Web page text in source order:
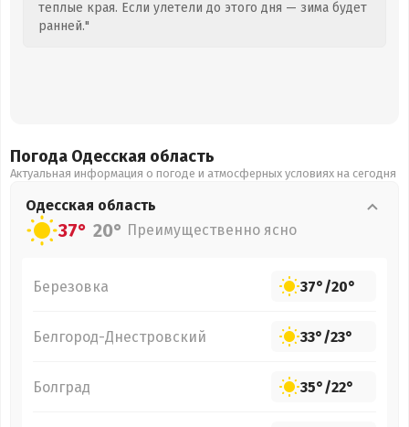
теплые края. Если улетели до этого дня — зима будет
ранней."
Погода Одесская область
Актуальная информация о погоде и атмосферных условиях на сегодня
Одесская область
37° 20° Преимущественно ясно
Березовка 37°/20°
Белгород-Днестровский 33°/23°
Болград 35°/22°